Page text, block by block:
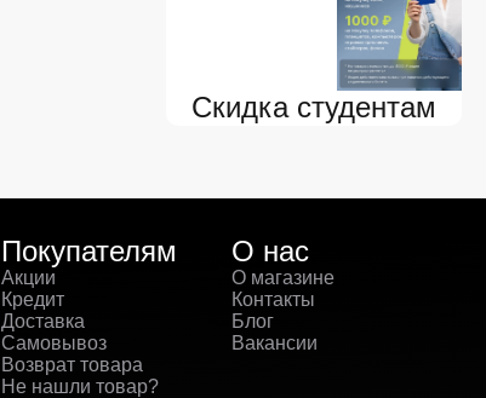
Скидка студентам
Покупателям
Акции
Кредит
Доставка
Самовывоз
Возврат товара
Не нашли товар?
О нас
О магазине
Контакты
Блог
Вакансии